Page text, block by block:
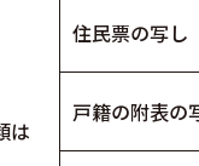
は
住民票の写し
戸籍の附表の